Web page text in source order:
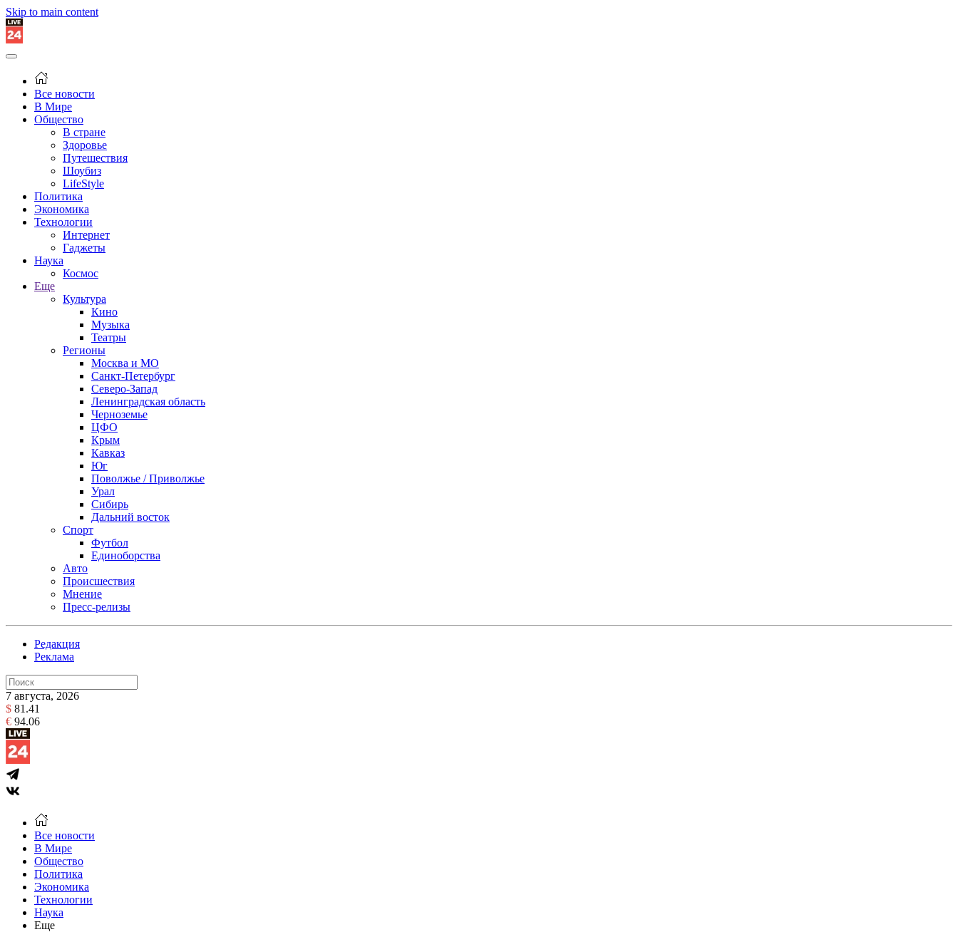
Skip to main content
Все новости
В Мире
Общество
В стране
Здоровье
Путешествия
Шоубиз
LifeStyle
Политика
Экономика
Технологии
Интернет
Гаджеты
Наука
Космос
Еще
Культура
Кино
Музыка
Театры
Регионы
Москва и МО
Санкт-Петербург
Северо-Запад
Ленинградская область
Черноземье
ЦФО
Крым
Кавказ
Юг
Поволжье / Приволжье
Урал
Сибирь
Дальний восток
Спорт
Футбол
Единоборства
Авто
Происшествия
Мнение
Пресс-релизы
Редакция
Реклама
7 августа, 2026
$ 81.41
€ 94.06
Все новости
В Мире
Общество
Политика
Экономика
Технологии
Наука
Еще